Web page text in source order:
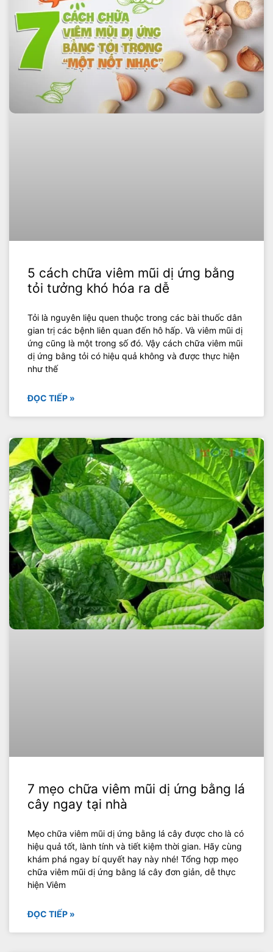
5 cách chữa viêm mũi dị ứng bằng
tỏi tưởng khó hóa ra dễ
Tỏi là nguyên liệu quen thuộc trong các bài thuốc dân
gian trị các bệnh liên quan đến hô hấp. Và viêm mũi dị
ứng cũng là một trong số đó. Vậy cách chữa viêm mũi
dị ứng bằng tỏi có hiệu quả không và được thực hiện
như thế
ĐỌC TIẾP »
7 mẹo chữa viêm mũi dị ứng bằng lá
cây ngay tại nhà
Mẹo chữa viêm mũi dị ứng bằng lá cây được cho là có
hiệu quả tốt, lành tính và tiết kiệm thời gian. Hãy cùng
khám phá ngay bí quyết hay này nhé! Tổng hợp mẹo
chữa viêm mũi dị ứng bằng lá cây đơn giản, dễ thực
hiện Viêm
ĐỌC TIẾP »